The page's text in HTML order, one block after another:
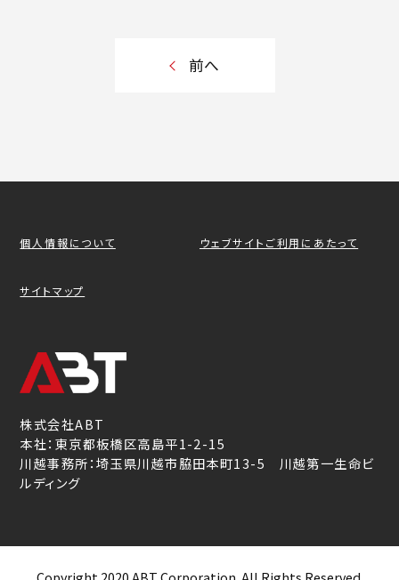
前へ
個人情報について ウェブサイトご利用にあたって
サイトマップ
株式会社ABT
本社：東京都板橋区高島平1-2-15
川越事務所：埼玉県川越市脇田本町13-5 川越第一生命ビ
ルディング